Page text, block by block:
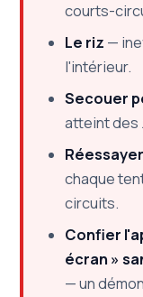
courts-
Le riz —
l'intérieur.
Secouer
atteint des
chaque
circuits.
Confier
écran »
— un